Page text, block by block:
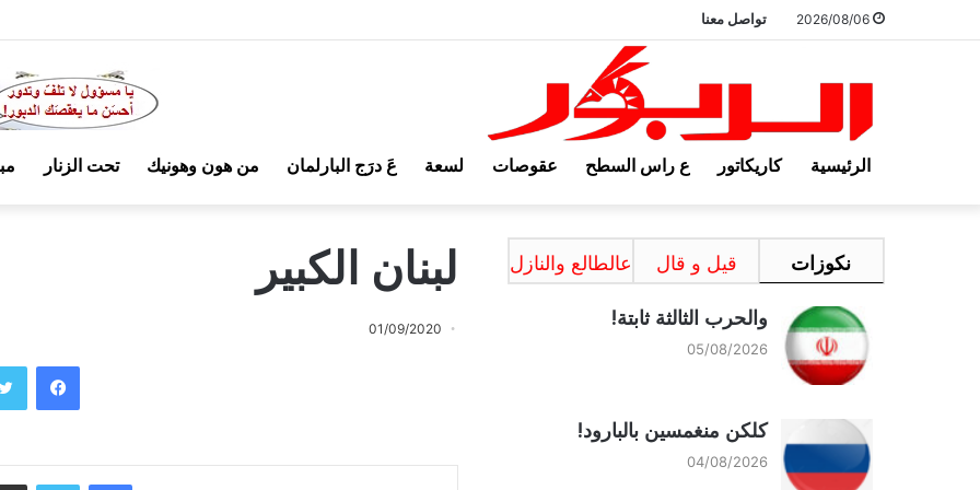
تواصل معنا
الرئيسية كاريكاتور ع راس السطح عقوصات لسعة عَ درَج البارلمان من هون وهونيك تحت الزنار
لبنان الكبير
01/09/2020
فيسبوك
فيسبوك
نكوزات قيل و قال عالطالع والنازل
والحرب الثالثة ثابتة!
05/08/2026
كلكن منغمسين بالبارود!
04/08/2026